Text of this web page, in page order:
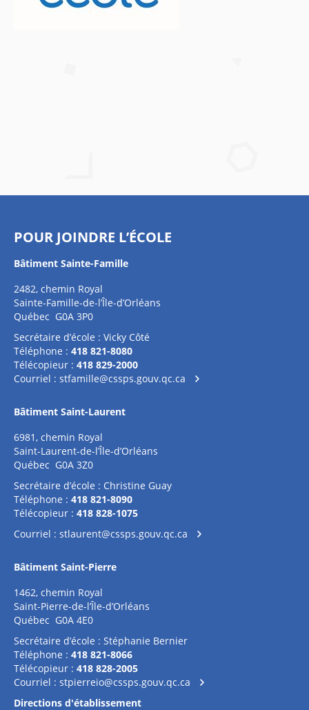
POUR JOINDRE L’ÉCOLE
Bâtiment Sainte-Famille
2482, chemin Royal
Sainte-Famille-de-l’Île-d’Orléans
Québec G0A 3P0
Secrétaire d’école : Vicky Côté
Téléphone : 418 821-8080
Télécopieur : 418 829-2000
Courriel : stfamille@cssps.gouv.qc.ca
Bâtiment Saint-Laurent
6981, chemin Royal
Saint-Laurent-de-l’Île-d’Orléans
Québec G0A 3Z0
Secrétaire d’école : Christine Guay
Téléphone : 418 821-8090
Télécopieur : 418 828-1075
Courriel : stlaurent@cssps.gouv.qc.ca
Bâtiment Saint-Pierre
1462, chemin Royal
Saint-Pierre-de-l’Île-d’Orléans
Québec G0A 4E0
Secrétaire d’école : Stéphanie Bernier
Téléphone : 418 821-8066
Télécopieur : 418 828-2005
Courriel : stpierreio@cssps.gouv.qc.ca
Directions d'établissement